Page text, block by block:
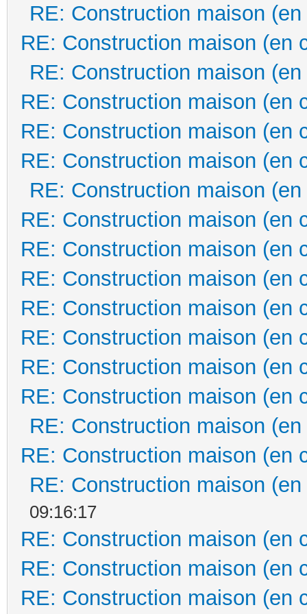
RE: Construction maison
RE: Construction maison (en
RE: Construction maison
RE: Construction maison (en
RE: Construction maison (en
RE: Construction maison (en
RE: Construction maison
RE: Construction maison (en
RE: Construction maison (en
RE: Construction maison (en
RE: Construction maison (en
RE: Construction maison (en
RE: Construction maison (en
RE: Construction maison (en
RE: Construction maison
RE: Construction maison (en
RE: Construction maison
09:16:17
RE: Construction maison (en
RE: Construction maison (en
RE: Construction maison (en